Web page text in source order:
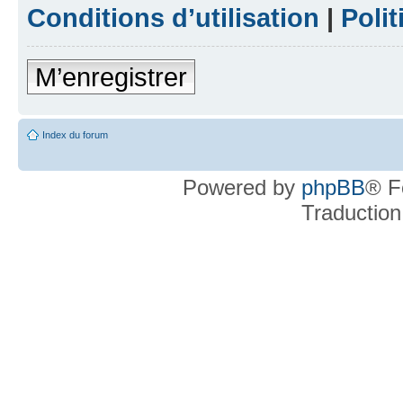
Conditions d’utilisation |
M’enregistrer
Index du forum
Powered by phpBB®